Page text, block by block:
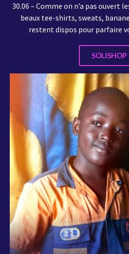
30.06 – Comme on n’a pas ouvert
beaux tee-shirts, sweats,
restent dispos pour parfaire
SOLISHOP